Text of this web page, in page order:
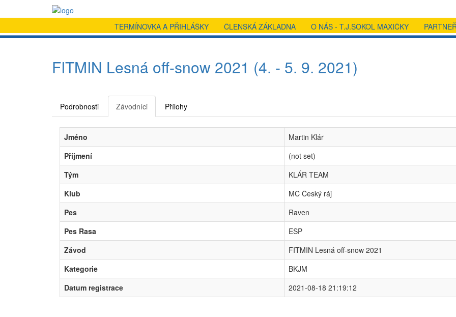
TERMÍNOVKA A PŘIHLÁŠKY ČLENSKÁ ZÁKLADNA O NÁS - T.J.SOKOL MAXIČKY
FITMIN Lesná off-snow 2021 (4. - 5. 9. 2021)
Podrobnosti Závodníci Přílohy
Jméno
Martin Klár
Příjmení
(not set)
Tým
KLÁR TEAM
Klub
MC Český ráj
Pes
Raven
Pes Rasa
ESP
Závod
FITMIN Lesná off-snow 2021
Kategorie
BKJM
Datum registrace
2021-08-18 21:19:12